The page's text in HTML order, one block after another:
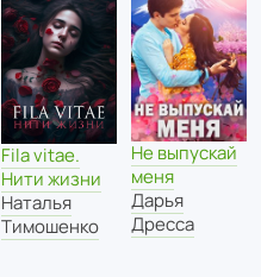
Fila vitae.
Нити жизни
Наталья
Тимошенко
Не выпускай
меня
Дарья
Дресса